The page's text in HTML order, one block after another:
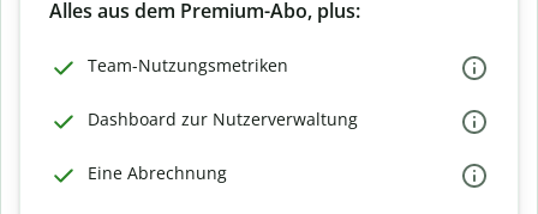
Alles aus dem Premium-Abo, plus:
Team-Nutzungsmetriken
Dashboard zur Nutzerverwaltung
Eine Abrechnung